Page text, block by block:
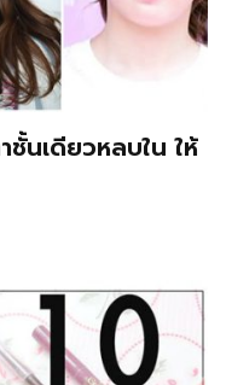
นเดียวหลบใน ให้